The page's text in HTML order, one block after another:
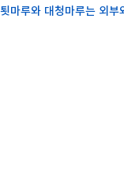
툇마루와 대청마루는 외부